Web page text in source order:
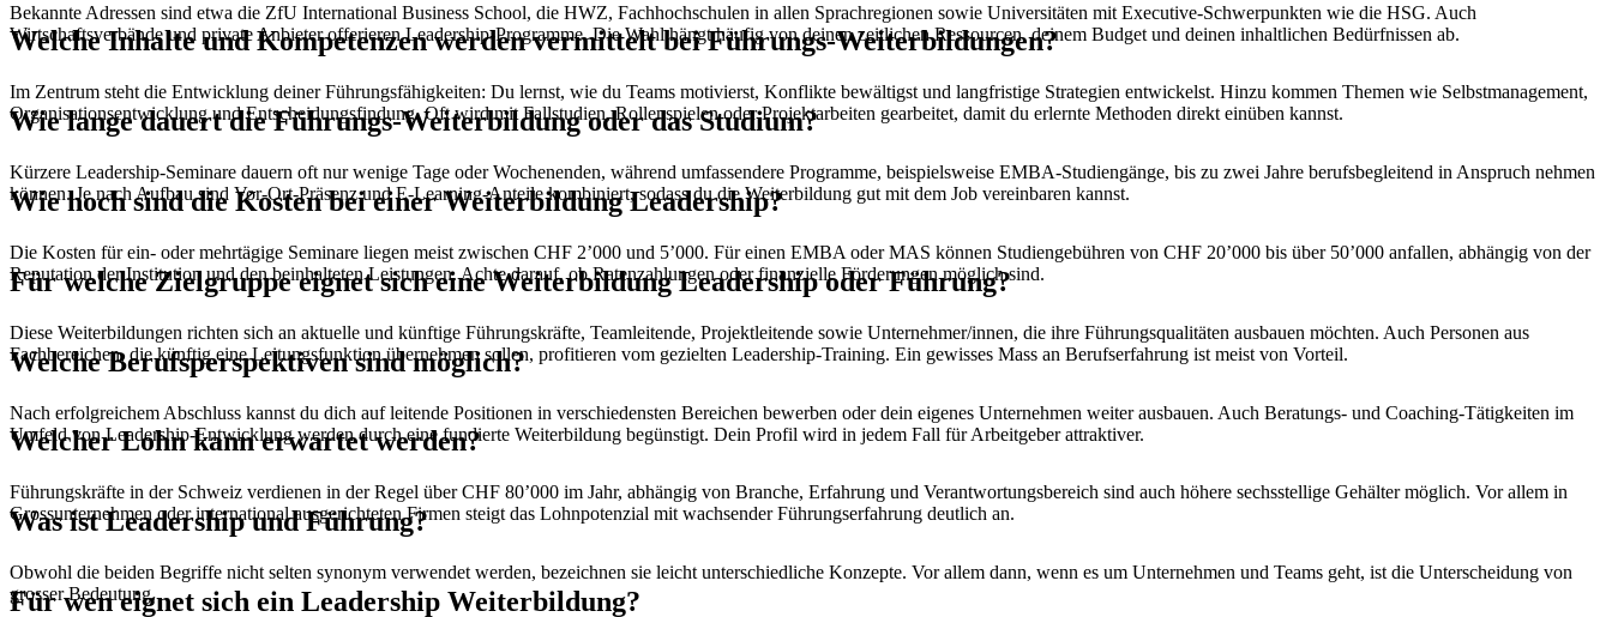
Bekannte Adressen sind etwa die ZfU International Business School, die HWZ, Fachhochschulen in allen Sprachregionen sowie Universitäten mit Executive-Schwerpunkten wie die HSG. Auch
Wirtschaftsverbände und private Anbieter offerieren Leadership-Programme. Die Wahl hängt häufig von deinen zeitlichen Ressourcen, deinem Budget und deinen inhaltlichen Bedürfnissen ab.
Welche Inhalte und Kompetenzen werden vermittelt bei Führungs-Weiterbildungen?
Im Zentrum steht die Entwicklung deiner Führungsfähigkeiten: Du lernst, wie du Teams motivierst, Konflikte bewältigst und langfristige Strategien entwickelst. Hinzu kommen Themen wie Selbstmanagement,
Organisationsentwicklung und Entscheidungsfindung. Oft wird mit Fallstudien, Rollenspielen oder Projektarbeiten gearbeitet, damit du erlernte Methoden direkt einüben kannst.
Wie lange dauert die Führungs-Weiterbildung oder das Studium?
Kürzere Leadership-Seminare dauern oft nur wenige Tage oder Wochenenden, während umfassendere Programme, beispielsweise EMBA-Studiengänge, bis zu zwei Jahre berufsbegleitend in Anspruch nehmen
können. Je nach Aufbau sind Vor-Ort-Präsenz und E-Learning-Anteile kombiniert, sodass du die Weiterbildung gut mit dem Job vereinbaren kannst.
Wie hoch sind die Kosten bei einer Weiterbildung Leadership?
Die Kosten für ein- oder mehrtägige Seminare liegen meist zwischen CHF 2’000 und 5’000. Für einen EMBA oder MAS können Studiengebühren von CHF 20’000 bis über 50’000 anfallen, abhängig von der
Reputation der Institution und den beinhalteten Leistungen. Achte darauf, ob Ratenzahlungen oder finanzielle Förderungen möglich sind.
Für welche Zielgruppe eignet sich eine Weiterbildung Leadership oder Führung?
Diese Weiterbildungen richten sich an aktuelle und künftige Führungskräfte, Teamleitende, Projektleitende sowie Unternehmer/innen, die ihre Führungsqualitäten ausbauen möchten. Auch Personen aus
Fachbereichen, die künftig eine Leitungsfunktion übernehmen sollen, profitieren vom gezielten Leadership-Training. Ein gewisses Mass an Berufserfahrung ist meist von Vorteil.
Welche Berufsperspektiven sind möglich?
Nach erfolgreichem Abschluss kannst du dich auf leitende Positionen in verschiedensten Bereichen bewerben oder dein eigenes Unternehmen weiter ausbauen. Auch Beratungs- und Coaching-Tätigkeiten im
Umfeld von Leadership-Entwicklung werden durch eine fundierte Weiterbildung begünstigt. Dein Profil wird in jedem Fall für Arbeitgeber attraktiver.
Welcher Lohn kann erwartet werden?
Führungskräfte in der Schweiz verdienen in der Regel über CHF 80’000 im Jahr, abhängig von Branche, Erfahrung und Verantwortungsbereich sind auch höhere sechsstellige Gehälter möglich. Vor allem in
Grossunternehmen oder international ausgerichteten Firmen steigt das Lohnpotenzial mit wachsender Führungserfahrung deutlich an.
Was ist Leadership und Führung?
Obwohl die beiden Begriffe nicht selten synonym verwendet werden, bezeichnen sie leicht unterschiedliche Konzepte. Vor allem dann, wenn es um Unternehmen und Teams geht, ist die Unterscheidung von
grosser Bedeutung.
Für wen eignet sich ein Leadership Weiterbildung?